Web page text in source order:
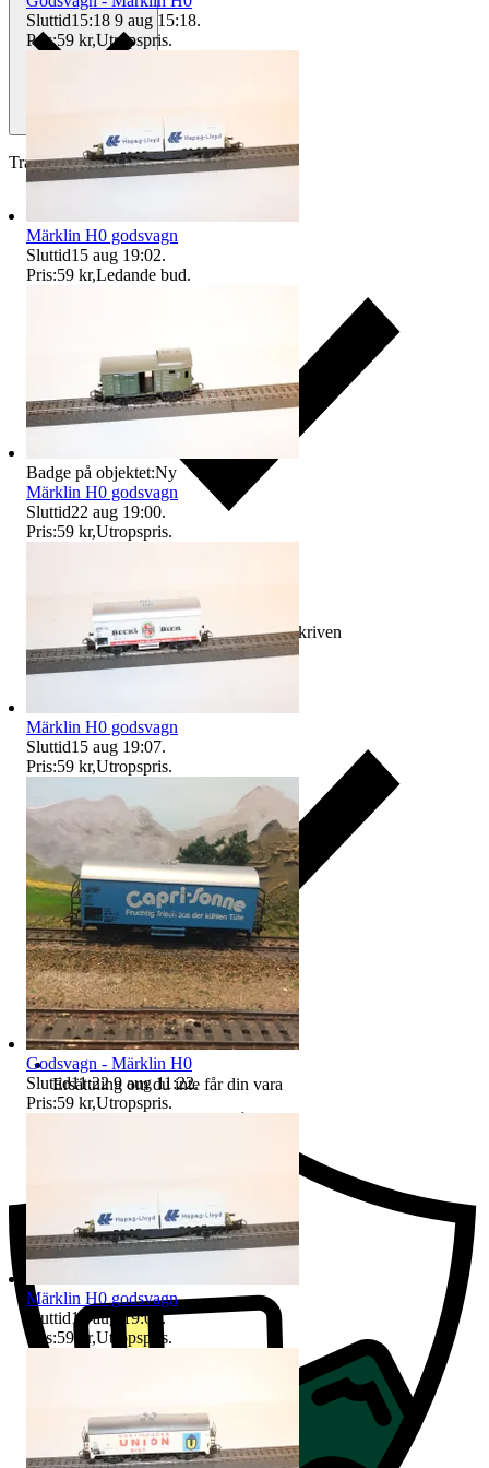
Traderas köparskydd
Ersättning om varan inte är som beskriven
Ersättning om du inte får din vara
Sluttid15:18 9 aug 15:18.
Pris:59 kr,Utropspris.
Märklin H0 godsvagn
Sluttid15 aug 19:02.
Pris:59 kr,Ledande bud.
Badge på objektet:Ny
Märklin H0 godsvagn
Sluttid22 aug 19:00.
Pris:59 kr,Utropspris.
Märklin H0 godsvagn
Sluttid15 aug 19:07.
Pris:59 kr,Utropspris.
Godsvagn - Märklin H0
Sluttid11:22 9 aug 11:22.
Pris:59 kr,Utropspris.
Märklin H0 godsvagn
Sluttid15 aug 19:04 .
Pris:59 kr,Utropspris.